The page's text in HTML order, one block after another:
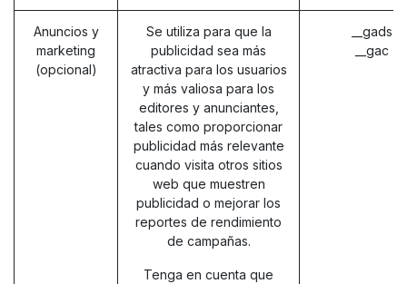
Anuncios y
marketing
(opcional)
Se utiliza para que la
publicidad sea más
atractiva para los usuarios
y más valiosa para los
editores y anunciantes,
tales como proporcionar
publicidad más relevante
cuando visita otros sitios
web que muestren
publicidad o mejorar los
reportes de rendimiento
de campañas.
Tenga en cuenta que
__gads
__gac